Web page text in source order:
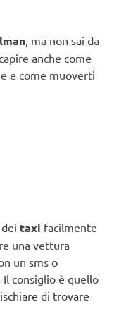
, ma non sai da
anche come
e come muoverti
taxi facilmente
una vettura
un sms o
Il consiglio è quello
di trovare